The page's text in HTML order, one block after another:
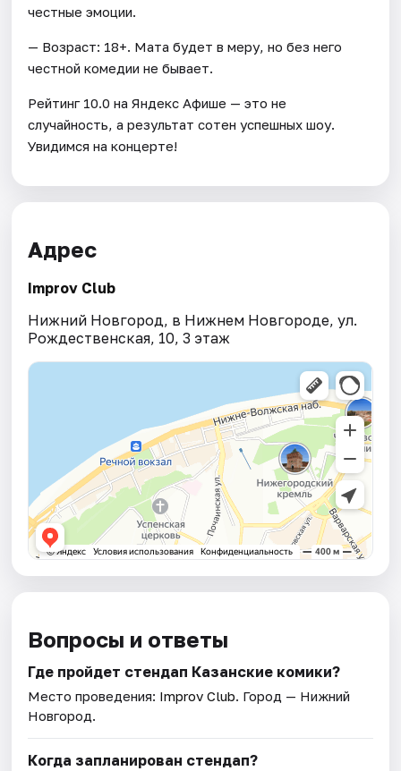
честные эмоции.
— Возраст: 18+. Мата будет в меру, но без него
честной комедии не бывает.
Рейтинг 10.0 на Яндекс Афише — это не
случайность, а результат сотен успешных шоу.
Увидимся на концерте!
Адрес
Improv Club
Нижний Новгород, в Нижнем Новгороде, ул.
Рождественская, 10, 3 этаж
Вопросы и ответы
Где пройдет стендап Казанские комики?
Место проведения: Improv Club. Город — Нижний
Новгород.
Когда запланирован стендап?